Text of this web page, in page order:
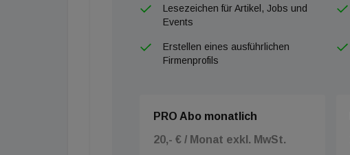
Lesezeichen für Artikel, Jobs und
Events
Erstellen eines ausführlichen
Firmenprofils
PRO Abo monatlich
20,- € / Monat exkl. MwSt.